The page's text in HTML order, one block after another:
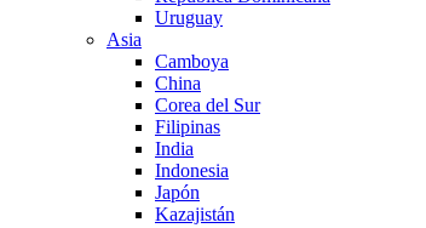
Uruguay
Asia
Camboya
China
Corea del Sur
Filipinas
India
Indonesia
Japón
Kazajistán